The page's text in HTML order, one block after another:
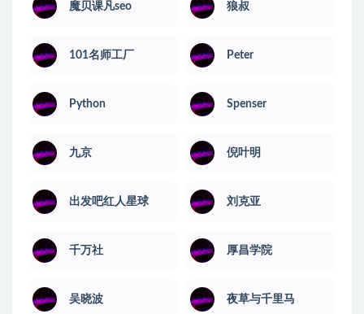
魔贝课凡seo 狼叔
101名师工厂 Peter
Python Spenser
九京 倪叶明
出发吧红人星球 刘克亚
千万社 厚昌学院
吴晓波 夜草与千里马